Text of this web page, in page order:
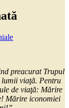
preacurat Trupul
viaţă. Pentru
de viaţă: Mărire
Mărire iconomiei